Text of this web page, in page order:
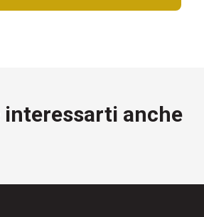
interessarti anche